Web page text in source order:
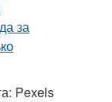
Pexels